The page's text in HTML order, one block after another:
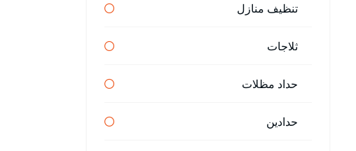
تنظيف منازل
ثلاجات
حداد مظلات
حدادين